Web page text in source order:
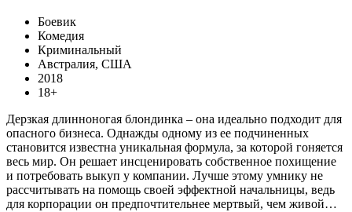
Боевик
Комедия
Криминальный
Австралия, США
2018
18+
Дерзкая длинноногая блондинка – она идеально подходит для
опасного бизнеса. Однажды одному из ее подчиненных
становится известна уникальная формула, за которой гоняется
весь мир. Он решает инсценировать собственное похищение
и потребовать выкуп у компании. Лучше этому умнику не
рассчитывать на помощь своей эффектной начальницы, ведь
для корпорации он предпочтительнее мертвый, чем живой…